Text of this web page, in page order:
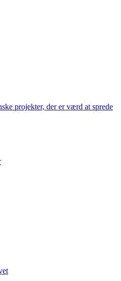
projekter, der er værd at sprede